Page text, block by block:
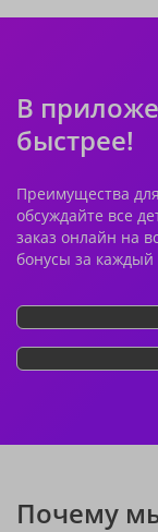
В
быстрее!
Преимущества
обсуждайте все
заказ онлайн на
бонусы за каждый
Почему